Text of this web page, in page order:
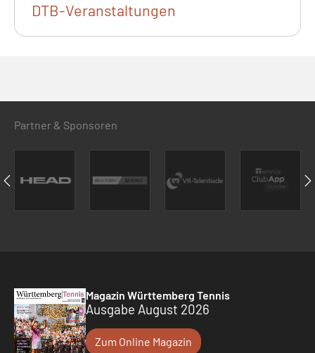
DTB-Veranstaltungen
Partner & Sponsoren
Magazin Württemberg Tennis
Ausgabe August 2026
Zum Online Magazin